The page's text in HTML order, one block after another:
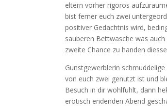
eltern vorher rigoros
bist ferner euch zwei
positiver Gedachtnis wird,
sauberen Bettwasche was
zweite Chance zu handen
Gunstgewerblerin
von euch zwei genutzt ist und
Besuch in dir wohlfuhlt, dann
erotisch endenden Abend